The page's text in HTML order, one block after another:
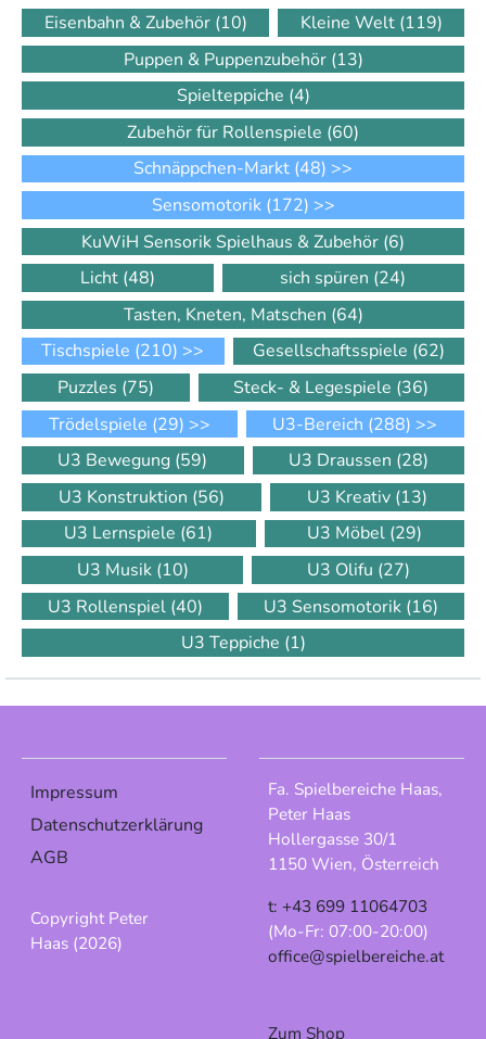
Eisenbahn & Zubehör (10) Kleine Welt (119)
Puppen & Puppenzubehör (13)
Spielteppiche (4)
Zubehör für Rollenspiele (60)
Schnäppchen-Markt (48) >>
Sensomotorik (172) >>
KuWiH Sensorik Spielhaus & Zubehör (6)
Licht (48) sich spüren (24)
Tasten, Kneten, Matschen (64)
Tischspiele (210) >> Gesellschaftsspiele (62)
Puzzles (75) Steck- & Legespiele (36)
Trödelspiele (29) >> U3-Bereich (288) >>
U3 Bewegung (59) U3 Draussen (28)
U3 Konstruktion (56) U3 Kreativ (13)
U3 Lernspiele (61) U3 Möbel (29)
U3 Musik (10) U3 Olifu (27)
U3 Rollenspiel (40) U3 Sensomotorik (16)
U3 Teppiche (1)
Impressum
Datenschutzerklärung
AGB
Copyright Peter
Haas (2026)
Fa. Spielbereiche Haas,
Peter Haas
Hollergasse 30/1
1150 Wien, Österreich
t: +43 699 11064703
(Mo-Fr: 07:00-20:00)
office@spielbereiche.at
Zum Shop